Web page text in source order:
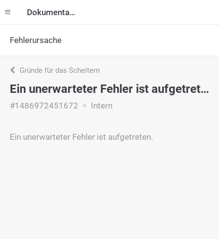
Dokumentation
Fehlerursache
Gründe für das Scheitern
Ein unerwarteter Fehler ist aufgetreten.
#1486972451672 Intern
Ein unerwarteter Fehler ist aufgetreten.